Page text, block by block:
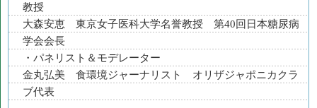
教授
大森安恵 東京女子医科大学名誉教授 第40回日本糖尿病
学会会長
・パネリスト＆モデレーター
金丸弘美 食環境ジャーナリスト オリザジャポニカクラ
ブ代表